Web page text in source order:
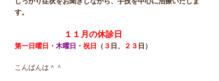
す。
１１月の休診日
第一日曜日 ・ 木曜日 ・ 祝日 （ ３ 日、 ２３ 日）
こんばんは＾＾